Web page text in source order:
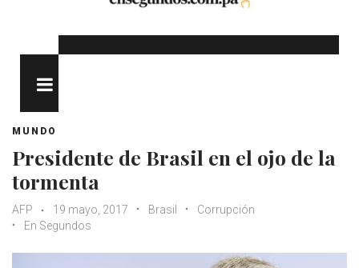
MUNDO
Presidente de Brasil en el ojo de la
tormenta
AFP 19 mayo, 2017 Brasil
Corrupción
En Segundos